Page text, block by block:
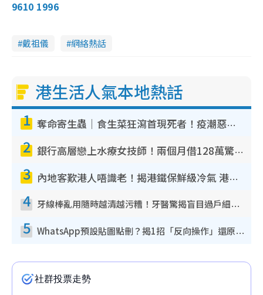
9610 1996
戴祖儀 網絡熱話
港生活人氣本地熱話
1 奪命寄生蟲｜食生菜狂瀉首現死者！疫潮惡化錄1.8萬宗病例 揭洗菜3大謬誤
2 銀行高層戀上水療女技師！兩個月借128萬驚覺「沉船」沉落火海 揭背後疑似邪教操控賣淫
3 內地客歎港人唔識老！揭港鐵保鮮級冷氣 港人求放過：咪投訴
4 牙線棒亂用隨時越清越污糟！牙醫驚揭盲目過戶細菌恐致蛀牙：呢種先係日常真保養
5 WhatsApp預設貼圖點刪？揭1招「反向操作」還原簡潔介面 附3步實測教學